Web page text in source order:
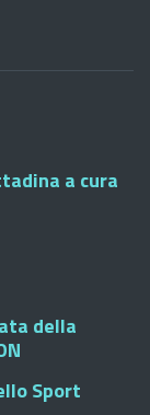
a cura
della
Sport